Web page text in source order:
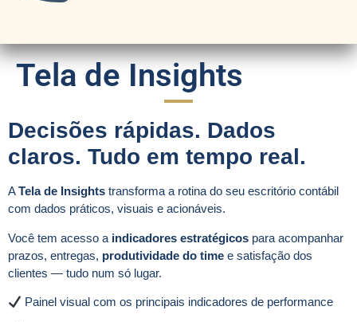
Tela de Insights
Decisões rápidas. Dados
claros. Tudo em tempo real.
ATela de Insights transforma a rotina do seu escritório contábil
com dados práticos, visuais e acionáveis.
Você tem acesso a indicadores estratégicos para acompanhar
prazos, entregas, produtividade do time e satisfação dos
clientes — tudo num só lugar.
Painel visual com os principais indicadores de performance